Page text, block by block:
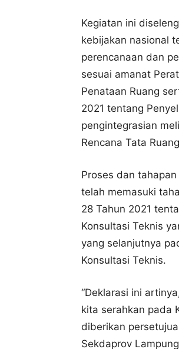
Kegiatan ini
kebijakan nasional
perencanaan dan
sesuai amanat
Penataan Ruang
2021 tentang
pengintegrasian
Rencana Tata
Proses dan
telah memasuki
28 Tahun 2021
Konsultasi Teknis
yang selanjutnya
Konsultasi Teknis.
“Deklarasi ini
kita serahkan pada
diberikan
Sekdaprov